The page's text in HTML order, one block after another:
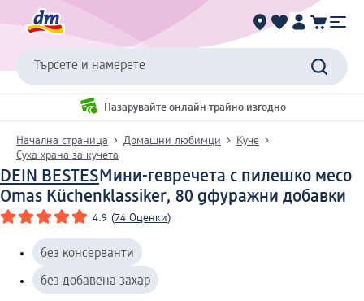
Търсете и намерете
Пазарувайте онлайн трайно изгодно
Начална страница Домашни любимци
Куче
Суха храна за кучета
DEIN BESTESМини-гевречета с пилешко месо
Omas Küchenklassiker, 80 gфуражни добавки
4.9 (74 Оценки)
без консерванти
без добавена захар